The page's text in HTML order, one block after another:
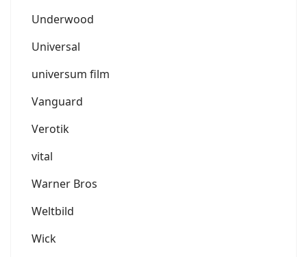
Underwood
Universal
universum film
Vanguard
Verotik
vital
Warner Bros
Weltbild
Wick